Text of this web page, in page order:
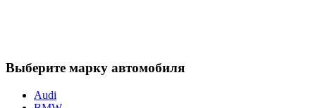
Выберите марку автомобиля
Audi